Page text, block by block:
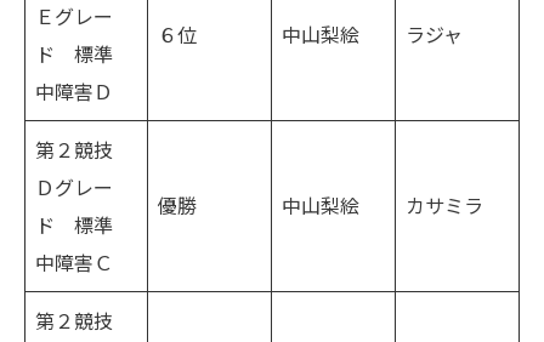
Ｅグレー
ド 標準
中障害Ｄ
６位 中山梨絵 ラジャ
第２競技
Ｄグレー
ド 標準
中障害Ｃ
優勝 中山梨絵 カサミラ
第２競技